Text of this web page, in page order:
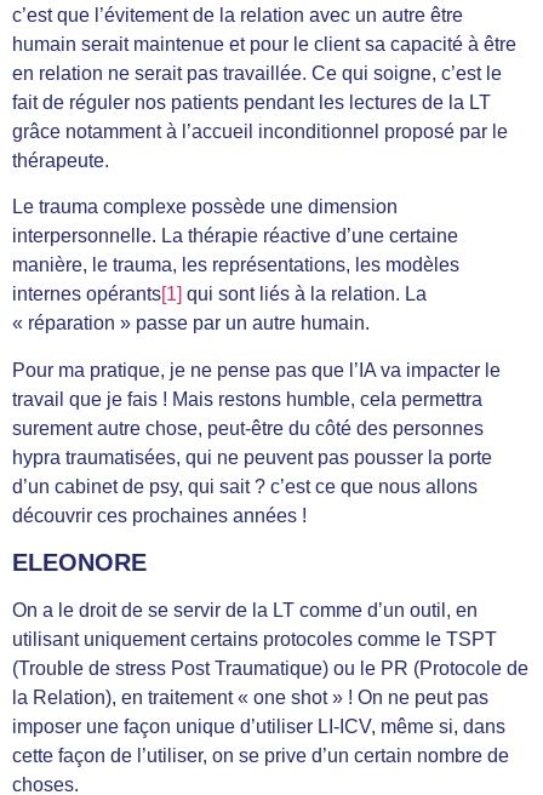
c’est que l’évitement de la relation avec un autre être
humain serait maintenue et pour le client sa capacité à être
en relation ne serait pas travaillée. Ce qui soigne, c’est le
fait de réguler nos patients pendant les lectures de la LT
grâce notamment à l’accueil inconditionnel proposé par le
thérapeute.
Le trauma complexe possède une dimension
interpersonnelle. La thérapie réactive d’une certaine
manière, le trauma, les représentations, les modèles
internes opérants [1] qui sont liés à la relation. La
« réparation » passe par un autre humain.
Pour ma pratique, je ne pense pas que l’IA va impacter le
travail que je fais ! Mais restons humble, cela permettra
surement autre chose, peut-être du côté des personnes
hypra traumatisées, qui ne peuvent pas pousser la porte
d’un cabinet de psy, qui sait ? c’est ce que nous allons
découvrir ces prochaines années !
ELEONORE
On a le droit de se servir de la LT comme d’un outil, en
utilisant uniquement certains protocoles comme le TSPT
(Trouble de stress Post Traumatique) ou le PR (Protocole de
la Relation), en traitement « one shot » ! On ne peut pas
imposer une façon unique d’utiliser LI-ICV, même si, dans
cette façon de l’utiliser, on se prive d’un certain nombre de
choses.